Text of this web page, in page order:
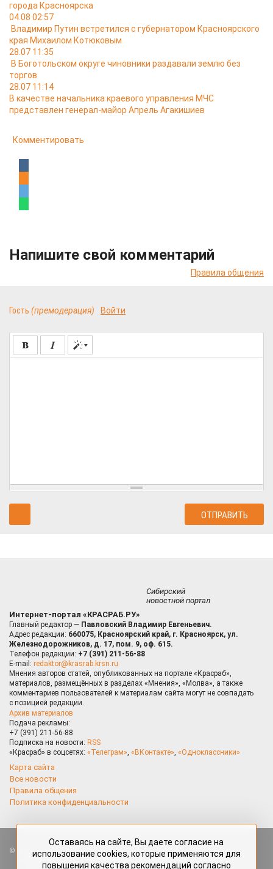
города Красноярска
04.08 02:57
Владимир Путин встретился с губернатором Красноярского
края Михаилом Котюковым
28.07 11:35
В Боготольском округе чиновники раздавали землю без
торгов
28.07 11:14
В качестве начальника краевого управления МЧС
представлен генерал-майор Апрель Агакишиев
Комментировать
Напишите свой комментарий
Правила общения
Гость (премодерация) Войти
Сибирский
новостной портал
Интернет-портал «КРАСРАБ.РУ»
Главный редактор — Павловский Владимир Евгеньевич.
Адрес редакции: 660075, Красноярский край, г. Красноярск, ул.
Железнодорожников, д. 17, пом. 9, оф. 615.
Телефон редакции: +7 (391) 211-56-88
E-mail: redaktor@krasrab.krsn.ru
Мнения авторов статей, опубликованных на портале «Красраб»,
материалов, размещённых в разделах «Мнения», «Молва», а также
комментариев пользователей к материалам сайта могут не совпадать
с позицией редакции.
Архив материалов
Подача рекламы:
+7 (391) 211-56-88
Подписка на новости: RSS
«Красраб» в соцсетях: «Телеграм», «ВКонтакте», «Одноклассники»
Карта сайта
Все новости
Правила общения
Политика конфиденциальности
Все права защищены. Любые материалы, размещённые на портале
«Красраб.ру» сотрудниками редакции, нештатными авторами
Оставаясь на сайте, Вы даете согласие на
использование cookies, которые применяются для
повышения качества рекомендаций согласно